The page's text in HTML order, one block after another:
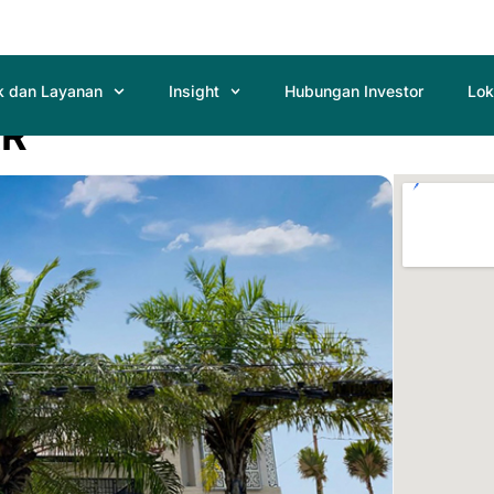
dan Layanan Insight Hubungan Investor